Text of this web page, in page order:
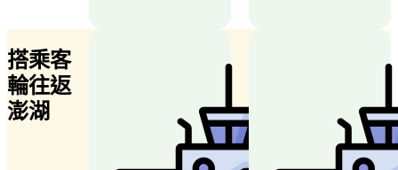
搭乘客
輪往返
澎湖